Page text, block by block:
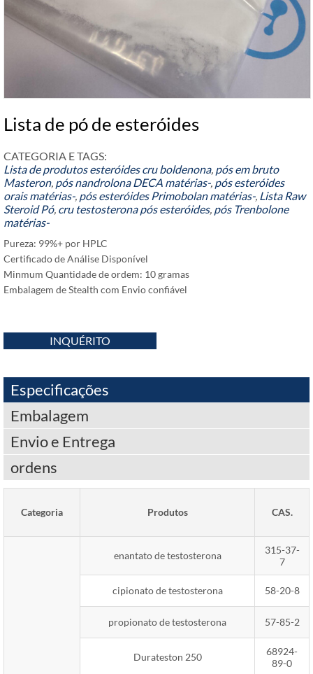
Lista de pó de esteróides
CATEGORIA E TAGS:
Lista de produtos esteróides cru boldenona, pós em bruto
Masteron, pós nandrolona DECA matérias-, pós esteróides
orais matérias-, pós esteróides Primobolan matérias-, Lista Raw
Steroid Pó, cru testosterona pós esteróides, pós Trenbolone
matérias-
Pureza: 99%+ por HPLC
Certificado de Análise Disponível
Minmum Quantidade de ordem: 10 gramas
Embalagem de Stealth com Envio confiável
INQUÉRITO
Especificações
Embalagem
Envio e Entrega
ordens
Categoria Produtos CAS.
enantato de testosterona
315-37-
7
cipionato de testosterona 58-20-8
propionato de testosterona 57-85-2
Durateston 250
68924-
89-0